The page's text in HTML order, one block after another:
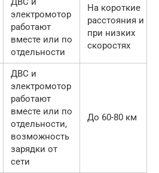
электромотор
работают
вместе или по
отдельности
На короткие
расстояния и
при низких
скоростях
ДВС и
электромотор
работают
вместе или по
отдельности,
возможность
зарядки от
сети
До 60-80 км